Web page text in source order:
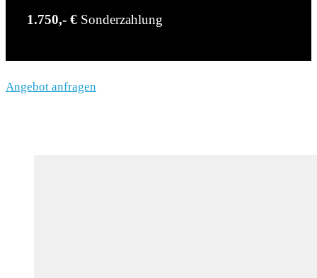
1.750,- € Sonderzahlung
Angebot anfragen